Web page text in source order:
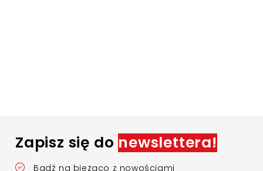
Zapisz się do newslettera!
Bądź na bieżąco z nowościami